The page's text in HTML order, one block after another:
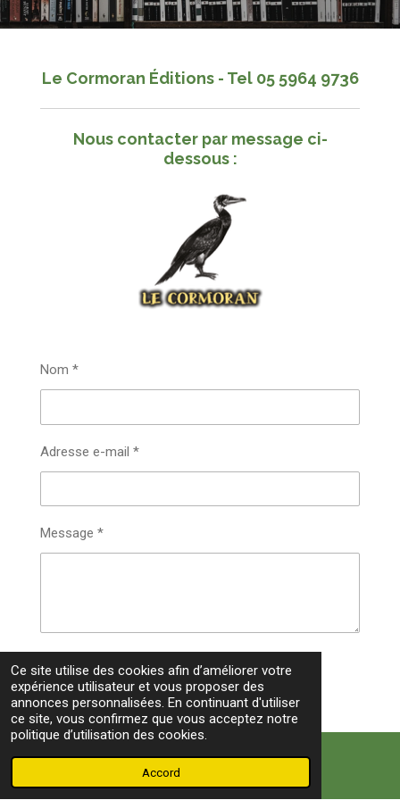
Ce site utilise des cookies afin d’améliorer votre
expérience utilisateur et vous proposer des
annonces personnalisées. En continuant d'utiliser
ce site, vous confirmez que vous acceptez notre
politique d’utilisation des cookies.
Accord
Le Cormoran Éditions - Tel 05 5964 9736
Nous contacter par message ci-
dessous :
Nom *
Adresse e-mail *
Message *
Envoyer le formulaire
JLCom © 2026 Le Cormoran Editions -- Tel 05 5964 9736